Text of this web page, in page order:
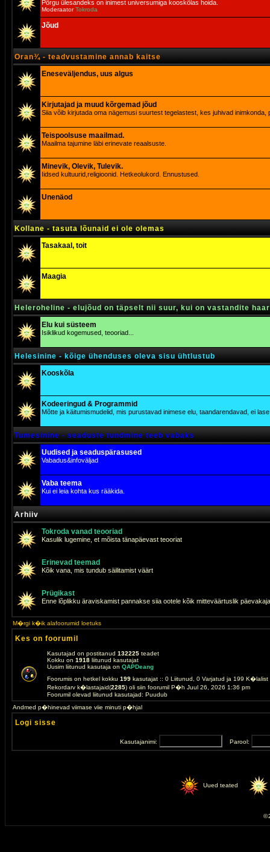
Põrgu ülesandeks on inimest universumiga kooskõlas hoida.
ModeraatorTokroda
Jõud
Oran¾ - teadvustamine annab kaitse
Eneseväljendus, uus algus
Kirjutajad ja muud kõrgemad jõud
Siia võib kirjutada oma nägemusi suurtest tegelastest, kes juhivad inimkonda,
Teispoolsuse maailmad.
Maailma tajumine läbi erinevate reaalsuste.
Minevik, Olevik, Tulevik.
Iidsed kultuurid,religioonid. Hetkeolukord. Ennustused.
Unenäod
Kollane - tasuta lõunaid ei ole olemas
Tasakaal, toit
Maagia
Heleroheline - elujõud on täpselt nii suur, kui on vastandite
Elu kui süsteem
Isiklikud kogemused, teooriad...
Helesinine - kõige ühenduses oleva sisu ühtlustub
Kooskõla
Kodeeringud & Programmid
Mõtte ja käitumismudelid, mis purustavad inimese elu, taandarendavad, ei
Tumesinine - seaduste tundmine teeb vabaks
Uudised ja seaduspärasused
Vabadus&infoväljad
Vaba teema
Kui ei leia kohta kus rääkida.
Arhiiv
Tokroda vanad teooriad
Kasulik lugemine, et mõista tänapäevast teooriat
Erinevad teemad
Kõik vana, mis tundub säilitamist väärt
Prügikast
Enne lõplikku äraviskamist pannakse siia ootele kõik mitteväärtuslik
M�rgi k�ik alafoorumid loetuks
Kes on foorumil
Kasutajad on postitanud 132225 teadet
Kokku on 1918 liitunud kasutajat
Uusim liitunud kasutaja on QAPDeang
Foorumis on hetkel kokku 199 kasutajat :: 0 Liitunud, 0 Varjatud ja 199
Rekordarv k�lastajaid(2285) oli siin foorumil P�h Juul 26, 2026 1:36 pm
Foorumil olevad liitunud kasutajad: Puudub
Andmed p�hinevad viimase viie minuti p�hjal
Logi sisse
Kasutajanimi: Parool:
Uued teated
©